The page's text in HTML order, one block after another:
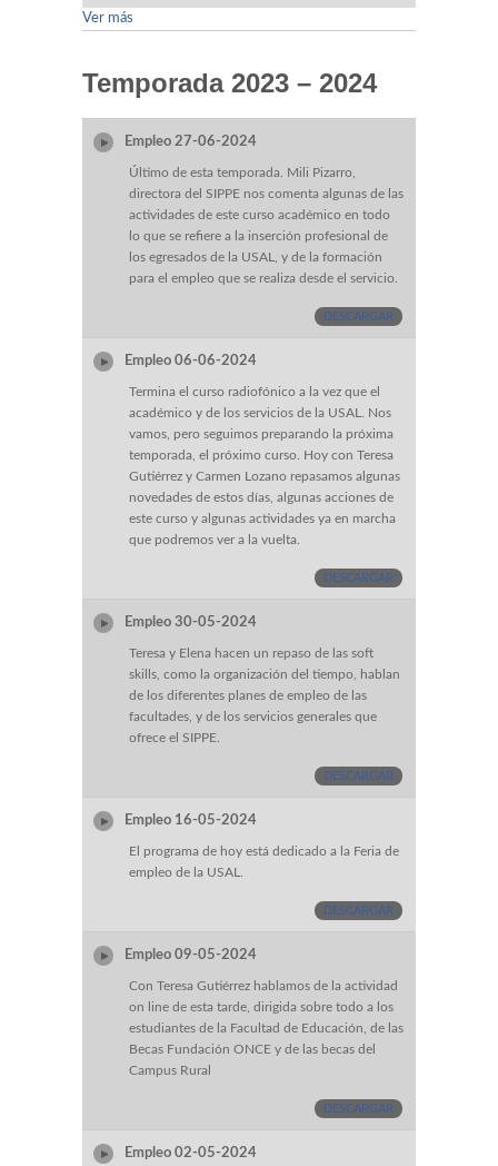
Ver más
Temporada 2023 – 2024
Empleo 27-06-2024
Último de esta temporada. Mili Pizarro,
directora del SIPPE nos comenta algunas de las
actividades de este curso académico en todo
lo que se refiere a la inserción profesional de
los egresados de la USAL, y de la formación
para el empleo que se realiza desde el servicio.
DESCARGAR
Empleo 06-06-2024
Termina el curso radiofónico a la vez que el
académico y de los servicios de la USAL. Nos
vamos, pero seguimos preparando la próxima
temporada, el próximo curso. Hoy con Teresa
Gutiérrez y Carmen Lozano repasamos algunas
novedades de estos días, algunas acciones de
este curso y algunas actividades ya en marcha
que podremos ver a la vuelta.
DESCARGAR
Empleo 30-05-2024
Teresa y Elena hacen un repaso de las soft
skills, como la organización del tiempo, hablan
de los diferentes planes de empleo de las
facultades, y de los servicios generales que
ofrece el SIPPE.
DESCARGAR
Empleo 16-05-2024
El programa de hoy está dedicado a la Feria de
empleo de la USAL.
DESCARGAR
Empleo 09-05-2024
Con Teresa Gutiérrez hablamos de la actividad
on line de esta tarde, dirigida sobre todo a los
estudiantes de la Facultad de Educación, de las
Becas Fundación ONCE y de las becas del
Campus Rural
DESCARGAR
Empleo 02-05-2024